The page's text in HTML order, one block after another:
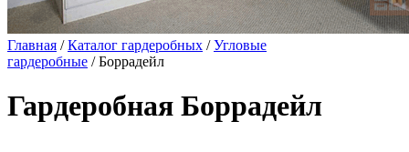
Главная /Каталог гардеробных /Угловые
гардеробные / Боррадейл
Гардеробная Боррадейл